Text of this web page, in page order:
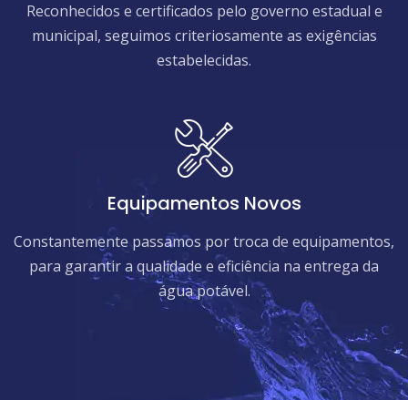
Reconhecidos e certificados pelo governo estadual e
municipal, seguimos criteriosamente as exigências
estabelecidas.
Equipamentos Novos
Constantemente passamos por troca de equipamentos,
para garantir a qualidade e eficiência na entrega da
água potável.